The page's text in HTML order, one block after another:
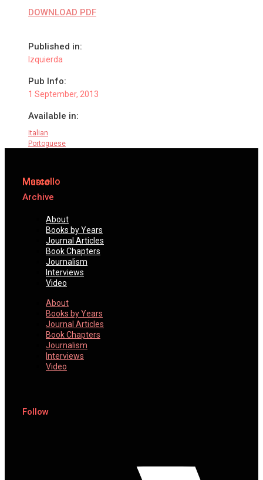
DOWNLOAD PDF
Published in:
Izquierda
Pub Info:
1 September, 2013
Available in:
Italian
Portoguese
Marcello
Musto
Archive
About
Books by Years
Journal Articles
Book Chapters
Journalism
Interviews
Video
About
Books by Years
Journal Articles
Book Chapters
Journalism
Interviews
Video
Follow